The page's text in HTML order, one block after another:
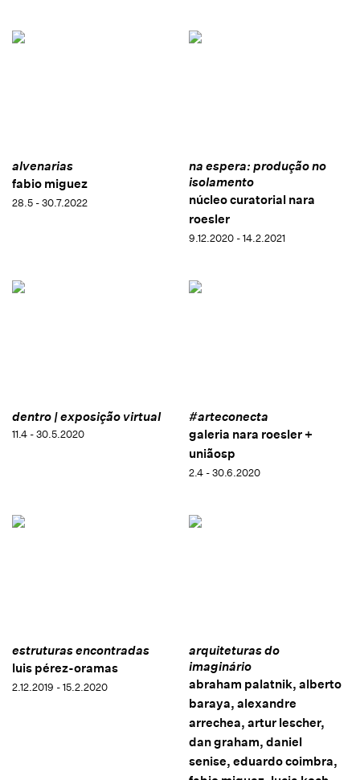
alvenarias
fabio miguez
28.5 - 30.7.2022
na espera: produção no
isolamento
núcleo curatorial nara
roesler
9.12.2020 - 14.2.2021
dentro | exposição virtual
11.4 - 30.5.2020
#arteconecta
galeria nara roesler +
uniãosp
2.4 - 30.6.2020
estruturas encontradas
luis pérez-oramas
2.12.2019 - 15.2.2020
arquiteturas do
imaginário
abraham palatnik, alberto
baraya, alexandre
arrechea, artur lescher,
dan graham, daniel
senise, eduardo coimbra,